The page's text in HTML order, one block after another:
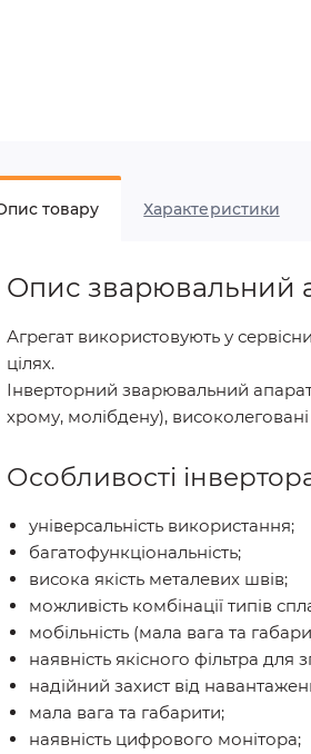
товару Характеристики
Опис зварювальний
Агрегат використовують у
цілях.
Інверторний зварювальний
хрому, молібдену),
Особливості
універсальність використання;
багатофункціональність;
висока якість металевих швів;
можливість комбінації типів
мобільність (мала вага та
наявність якісного фільтра
надійний захист від
мала вага та габарити;
наявність цифрового монітора;